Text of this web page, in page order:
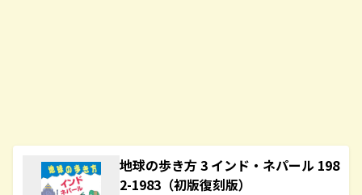
地球の歩き方 3 インド・ネパール 198
2-1983（初版復刻版）